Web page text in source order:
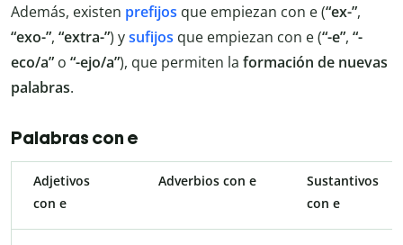
Además, existen prefijos que empiezan con e (“ex-”,
“exo-”, “extra-”) ysufijos que empiezan con e (“-e”, “-
eco/a” o “-ejo/a”), que permiten la formación de nuevas
palabras.
Palabras con e
Adjetivos
con e
Adverbios con e
Sustantivos
con e